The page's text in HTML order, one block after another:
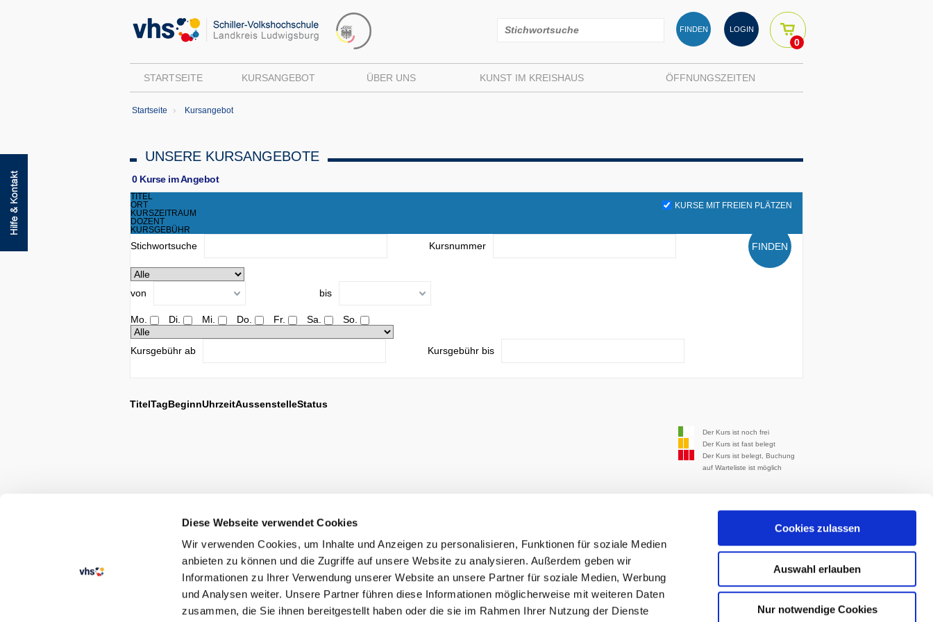
Diese Webseite verwendet Cookies
Wir verwenden Cookies, um Inhalte und Anzeigen zu personalisieren, Funktionen für soziale Medien
anbieten zu können und die Zugriffe auf unsere Website zu analysieren. Außerdem geben wir
Informationen zu Ihrer Verwendung unserer Website an unsere Partner für soziale Medien, Werbung
und Analysen weiter. Unsere Partner führen diese Informationen möglicherweise mit weiteren Daten
zusammen, die Sie ihnen bereitgestellt haben oder die sie im Rahmen Ihrer Nutzung der Dienste
Cookies zulassen
Auswahl erlauben
Nur notwendige Cookies
STARTSEITE KURSANGEBOT ÜBER UNS KUNST IM KREISHAUS ÖFFNUNGSZEITEN
0
LOGIN
FINDEN
Startseite Kursangebot
UNSERE KURSANGEBOTE
0 Kurse im Angebot
TITEL
ORT
KURSZEITRAUM
DOZENT
KURSGEBÜHR
KURSE MIT FREIEN PLÄTZEN
Stichwortsuche Kursnummer
von bis
Mo. Di. Mi. Do. Fr. Sa. So.
Kursgebühr ab Kursgebühr bis
FINDEN
TitelTagBeginnUhrzeitAussenstelleStatus
Der Kurs ist noch frei
Der Kurs ist fast belegt
Der Kurs ist belegt, Buchung
auf Warteliste ist möglich
Kreis Ludwigsburg
Hindenburgstraße 46
E-Mail: